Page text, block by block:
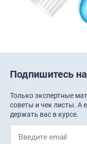
Подпишитесь
Только экспертные
советы и чек листы. А
держать вас в курсе.